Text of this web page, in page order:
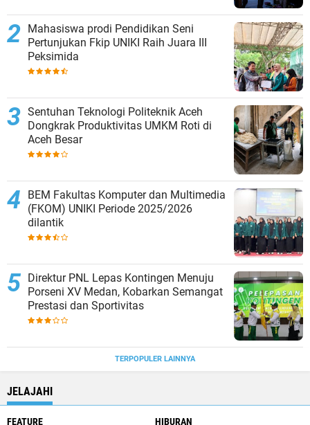
Mahasiswa prodi Pendidikan Seni
Pertunjukan Fkip UNIKI Raih Juara III
Peksimida
Sentuhan Teknologi Politeknik Aceh
Dongkrak Produktivitas UMKM Roti di
Aceh Besar
BEM Fakultas Komputer dan Multimedia
(FKOM) UNIKI Periode 2025/2026
dilantik
Direktur PNL Lepas Kontingen Menuju
Porseni XV Medan, Kobarkan Semangat
Prestasi dan Sportivitas
TERPOPULER LAINNYA
JELAJAHI
FEATURE HIBURAN